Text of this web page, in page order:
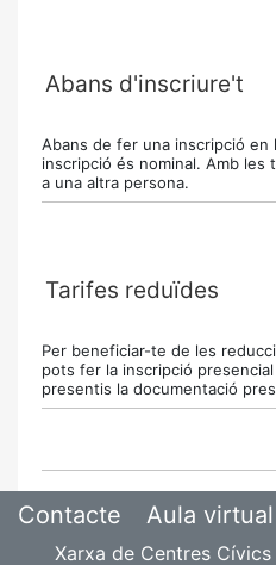
Abans d'inscriure't
Abans de fer una inscripció en
inscripció és nominal. Amb
a una altra persona.
Tarifes reduïdes
Per beneficiar-te de les
pots fer la inscripció
presentis la documentació
Contacte Aula virtual
Xarxa de Centres Cívics